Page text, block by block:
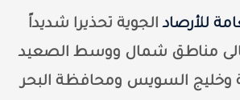
للأرصادالجوية تحذيرا شديداً
مناطق شمال ووسط الصعيد
وخليج السويس ومحافظة البحر